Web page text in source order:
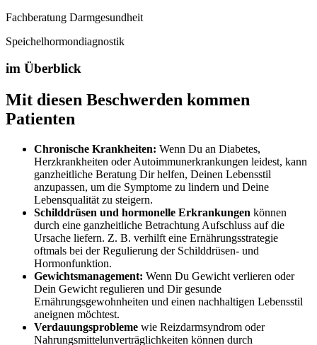
Fachberatung Darmgesundheit
Speichelhormondiagnostik
im Überblick
Mit diesen Beschwerden kommen
Patienten
Chronische Krankheiten: Wenn Du an Diabetes,
Herzkrankheiten oder Autoimmunerkrankungen leidest, kann
ganzheitliche Beratung Dir helfen, Deinen Lebensstil
anzupassen, um die Symptome zu lindern und Deine
Lebensqualität zu steigern.
Schilddrüsen und hormonelle Erkrankungen können
durch eine ganzheitliche Betrachtung Aufschluss auf die
Ursache liefern. Z. B. verhilft eine Ernährungsstrategie
oftmals bei der Regulierung der Schilddrüsen- und
Hormonfunktion.
Gewichtsmanagement: Wenn Du Gewicht verlieren oder
Dein Gewicht regulieren und Dir gesunde
Ernährungsgewohnheiten und einen nachhaltigen Lebensstil
aneignen möchtest.
Verdauungsprobleme wie Reizdarmsyndrom oder
Nahrungsmittelunverträglichkeiten können durch